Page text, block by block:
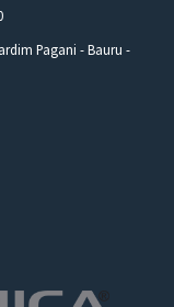
Pagani - Bauru -